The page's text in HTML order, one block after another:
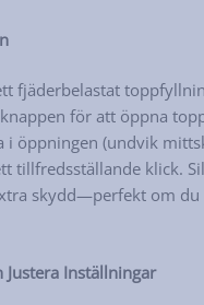
fjäderbelastat
för att öppna
i öppningen (undvik
tillfredsställande klick.
skydd—perfekt om
Justera Inställningar